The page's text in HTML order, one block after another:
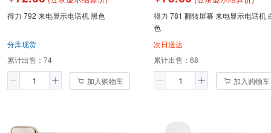
得力 792 来电显示电话机 黑色
分库现货
累计出售： 74
加入购物车
得力 781 翻转屏幕 来电显示电话机
色
次日送达
累计出售： 68
加入购物车